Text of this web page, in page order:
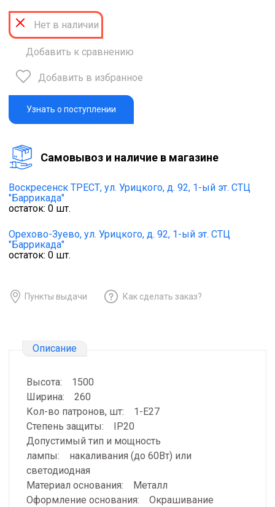
Нет в наличии
Добавить к сравнению
Добавить в избранное
Узнать о поступлении
Cамовывоз и наличие в магазине
Воскресенск ТРЕСТ, ул. Урицкого, д. 92, 1-ый эт. СТЦ
"Баррикада"
остаток: 0 шт.
Орехово-Зуево, ул. Урицкого, д. 92, 1-ый эт. СТЦ
"Баррикада"
остаток: 0 шт.
Пункты выдачи Как сделать заказ?
Описание
Высота: 1500
Ширина: 260
Кол-во патронов, шт: 1-Е27
Степень защиты: IP20
Допустимый тип и мощность
лампы: накаливания (до 60Вт) или
светодиодная
Материал основания: Металл
Оформление основания: Окрашивание